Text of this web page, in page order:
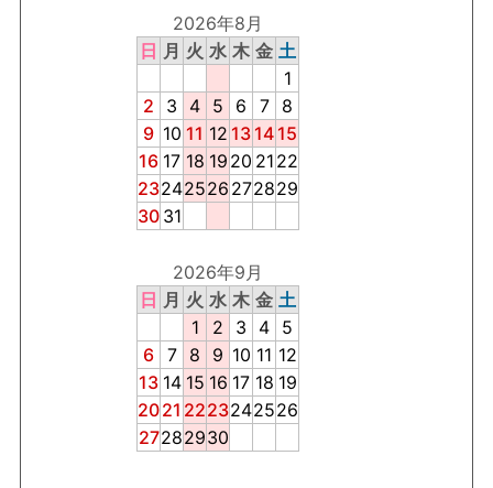
2026年8月
日 月 火 水 木 金 土
1
2
3 4 5 6 7
8
9 10 11 12 13 14 15
16 17 18 19 20 21 22
23242526 272829
30 31
2026年9月
日 月 火 水 木 金 土
1
2 3 4 5
6 7 8 9 10 11 12
13 14 15 16 17 18 19
2021 2223242526
27282930